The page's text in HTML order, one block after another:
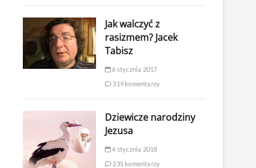
Jak walczyć z
rasizmem? Jacek
Tabisz
6 stycznia 2017
319 komentarzy
Dziewicze narodziny
Jezusa
4 stycznia 2018
235 komentarzy